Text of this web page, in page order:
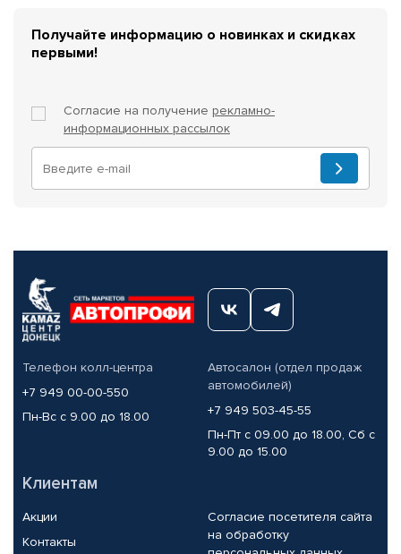
Получайте информацию о новинках и скидках
первыми!
Согласие на получение рекламно-
информационных рассылок
Телефон колл-центра
+7 949 00-00-550
Пн-Вс с 9.00 до 18.00
Автосалон (отдел продаж
автомобилей)
+7 949 503-45-55
Пн-Пт с 09.00 до 18.00, Сб с
9.00 до 15.00
Клиентам
Акции
Контакты
Согласие посетителя сайта
на обработку